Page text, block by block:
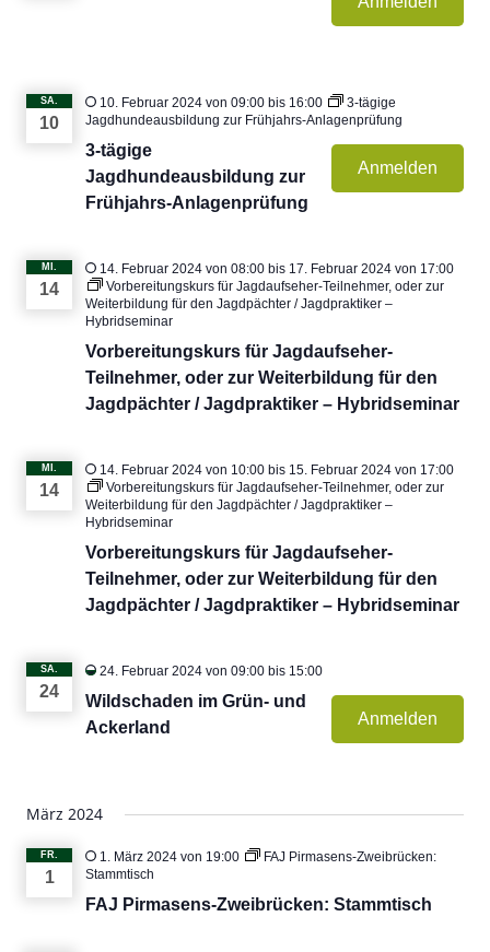
SA.
10
10. Februar 2024 von 09:00 bis 16:00
3-tägige
Jagdhundeausbildung zur Frühjahrs-Anlagenprüfung
3-tägige
Jagdhundeausbildung zur
Frühjahrs-Anlagenprüfung
Anmelden
MI.
14
14. Februar 2024 von 08:00 bis 17. Februar 2024 von 17:00
Vorbereitungskurs für Jagdaufseher-Teilnehmer, oder zur
Weiterbildung für den Jagdpächter / Jagdpraktiker –
Hybridseminar
Vorbereitungskurs für Jagdaufseher-
Teilnehmer, oder zur Weiterbildung für den
Jagdpächter / Jagdpraktiker – Hybridseminar
MI.
14
14. Februar 2024 von 10:00 bis 15. Februar 2024 von 17:00
Vorbereitungskurs für Jagdaufseher-Teilnehmer, oder zur
Weiterbildung für den Jagdpächter / Jagdpraktiker –
Hybridseminar
Vorbereitungskurs für Jagdaufseher-
Teilnehmer, oder zur Weiterbildung für den
Jagdpächter / Jagdpraktiker – Hybridseminar
SA.
24
24. Februar 2024 von 09:00 bis 15:00
Wildschaden im Grün- und
Ackerland
Anmelden
März 2024
FR.
1
1. März 2024 von 19:00
FAJ Pirmasens-Zweibrücken:
Stammtisch
FAJ Pirmasens-Zweibrücken: Stammtisch